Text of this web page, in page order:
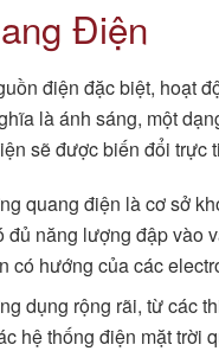
Điện
điện đặc biệt, hoạt
là ánh sáng, một
sẽ được biến đổi trực
quang điện là cơ sở
đủ năng lượng đập vào
có hướng của các
dụng rộng rãi, từ các
hệ thống điện mặt trời